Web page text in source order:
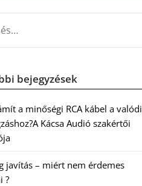
bejegyzések
a minőségi RCA kábel a valódi
Kácsa Audió szakértői
javítás – miért nem érdemes
?